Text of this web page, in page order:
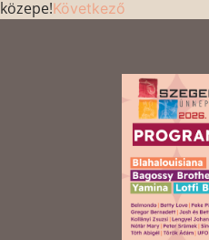
közepe!Következő